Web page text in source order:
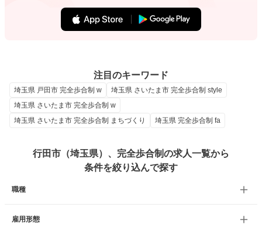
注目のキーワード
埼玉県 戸田市 完全歩合制 w
埼玉県 さいたま市 完全歩合制 style
埼玉県 さいたま市 完全歩合制 w
埼玉県 さいたま市 完全歩合制 まちづくり
埼玉県 完全歩合制 fa
行田市（埼玉県）、完全歩合制の求人一覧から
条件を絞り込んで探す
職種
雇用形態